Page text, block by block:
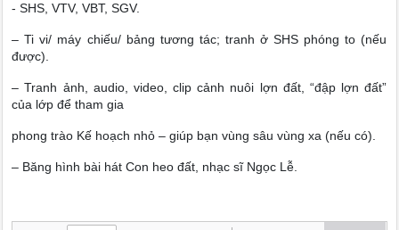
- SHS, VTV, VBT, SGV.
– Ti vi/ máy chiếu/ bảng tương tác; tranh ở SHS phóng to (nếu
được).
– Tranh ảnh, audio, video, clip cảnh nuôi lợn đất, “đập lợn đất”
của lớp để tham gia
phong trào Kế hoạch nhỏ – giúp bạn vùng sâu vùng xa (nếu có).
– Băng hình bài hát Con heo đất, nhạc sĩ Ngọc Lễ.